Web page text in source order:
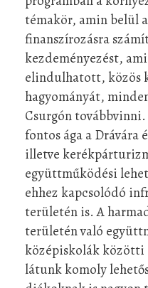
témakör, amin belül
finanszírozásra
kezdeményezést,
elindulhatott, közös
hagyományát,
Csurgón
fontos ága a
illetve
együttműködési
ehhez kapcsolódó
területén is. A
területén való
középiskolák közötti
látunk komoly